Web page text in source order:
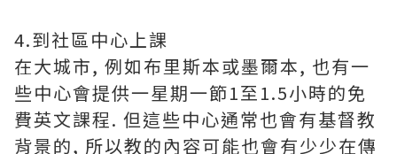
4.到社區中心上課
在大城市, 例如布里斯本或墨爾本, 也有一
些中心會提供一星期一節1至1.5小時的免
費英文課程. 但這些中心通常也會有基督教
背景的, 所以教的內容可能也會有少少在傳